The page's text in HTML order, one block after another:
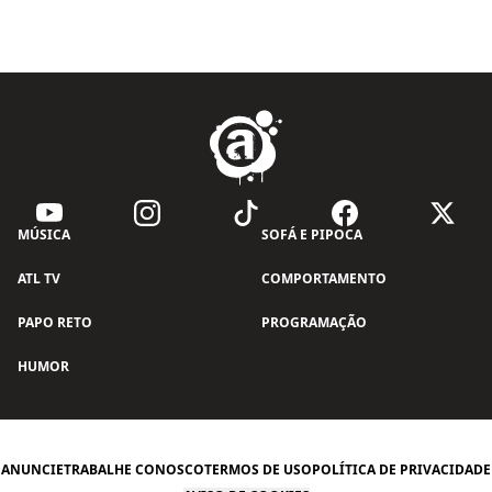
MÚSICA SOFÁ E PIPOCA
ATL TV COMPORTAMENTO
PAPO RETO PROGRAMAÇÃO
HUMOR
ANUNCIETRABALHE CONOSCOTERMOS DE USOPOLÍTICA DE PRIVACIDADE